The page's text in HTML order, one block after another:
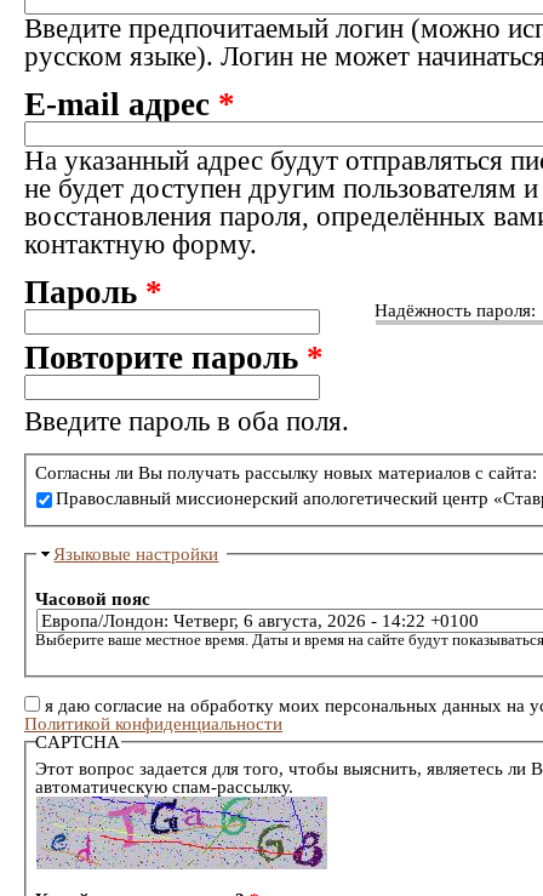
Введите предпочитаемый логин (можно
русском языке). Логин не может
E-mail адрес *
На указанный адрес будут отправляться
не будет доступен другим пользователям
восстановления пароля, определённых
контактную форму.
Надёжность пароля:
Пароль *
Повторите пароль *
Введите пароль в оба поля.
Согласны ли Вы получать рассылку новых материалов с сайта:
Православный миссионерский апологетический центр
Языковые настройки
Часовой пояс
Выберите ваше местное время. Даты и время на сайте будут
я даю согласие на обработку моих персональных данных на
Политикой конфиденциальности
CAPTCHA
Этот вопрос задается для того, чтобы выяснить, являетесь ли
автоматическую спам-рассылку.